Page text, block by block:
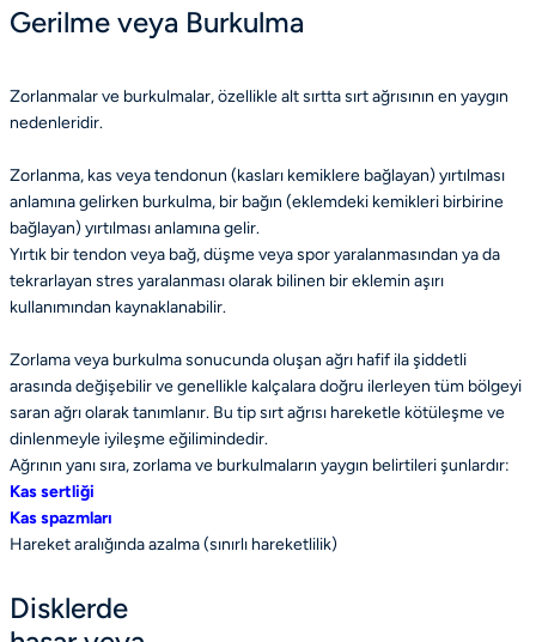
Gerilme veya Burkulma
Zorlanmalar ve burkulmalar, özellikle alt sırtta sırt ağrısının en yaygın
nedenleridir.
Zorlanma, kas veya tendonun (kasları kemiklere bağlayan) yırtılması
anlamına gelirken burkulma, bir bağın (eklemdeki kemikleri birbirine
bağlayan) yırtılması anlamına gelir.
Yırtık bir tendon veya bağ, düşme veya spor yaralanmasından ya da
tekrarlayan stres yaralanması olarak bilinen bir eklemin aşırı
kullanımından kaynaklanabilir.
Zorlama veya burkulma sonucunda oluşan ağrı hafif ila şiddetli
arasında değişebilir ve genellikle kalçalara doğru ilerleyen tüm bölgeyi
saran ağrı olarak tanımlanır. Bu tip sırt ağrısı hareketle kötüleşme ve
dinlenmeyle iyileşme eğilimindedir.
Ağrının yanı sıra, zorlama ve burkulmaların yaygın belirtileri şunlardır:
Kas sertliği
Kas spazmları
Hareket aralığında azalma (sınırlı hareketlilik)
Disklerde